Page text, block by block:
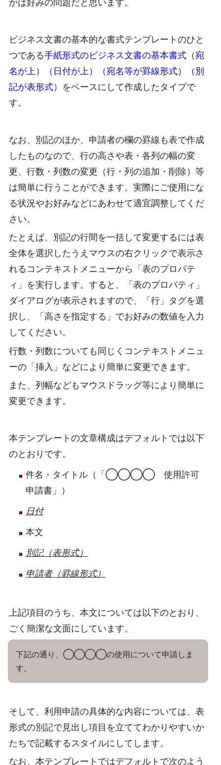
かは好みの問題だと思います。
ビジネス文書の基本的な書式テンプレートのひと
つである手紙形式のビジネス文書の基本書式（宛
名が上）（日付が上）（宛名等が罫線形式）（別
記が表形式） をベースにして作成したタイプで
す。
なお、別記のほか、申請者の欄の罫線も表で作成
したものなので、行の高さや表・各列の幅の変
更、行数・列数の変更（行・列の追加・削除）等
は簡単に行うことができます。実際にご使用にな
る状況やお好みなどにあわせて適宜調整してくだ
さい。
たとえば、別記の行間を一括して変更するには表
全体を選択したうえマウスの右クリックで表示さ
れるコンテキストメニューから「表のプロパテ
ィ」を実行します。すると、「表のプロパティ」
ダイアログが表示されますので、「行」タグを選
択し、「高さを指定する」でお好みの数値を入力
してください。
行数・列数についても同じくコンテキストメニュ
ーの「挿入」などにより簡単に変更できます。
また、列幅などもマウスドラッグ等により簡単に
変更できます。
本テンプレートの文章構成はデフォルトでは以下
のとおりです。
件名・タイトル（「◯◯◯◯ 使用許可
申請書」）
日付
本文
別記（表形式）
申請者（罫線形式）
上記項目のうち、本文については以下のとおり、
ごく簡潔な文面にしています。
下記の通り、◯◯◯◯の使用について申請しま
す。
そして、利用申請の具体的な内容については、表
形式の別記で見出し項目を立ててわかりやすいか
たちで記載するスタイルにしてします。
なお、本テンプレートではデフォルトで次のよう